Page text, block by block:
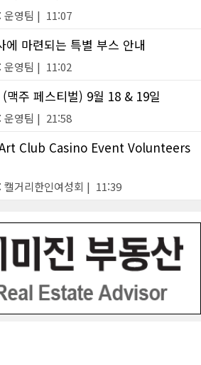
운영팀 | 11:07
에 마련되는 특별 부스 안내
영팀 | 11:02
맥주 페스티벌) 9월 18 & 19일
운영팀 | 21:58
Club Casino Event Volunteers
거리한인여성회 | 11:39